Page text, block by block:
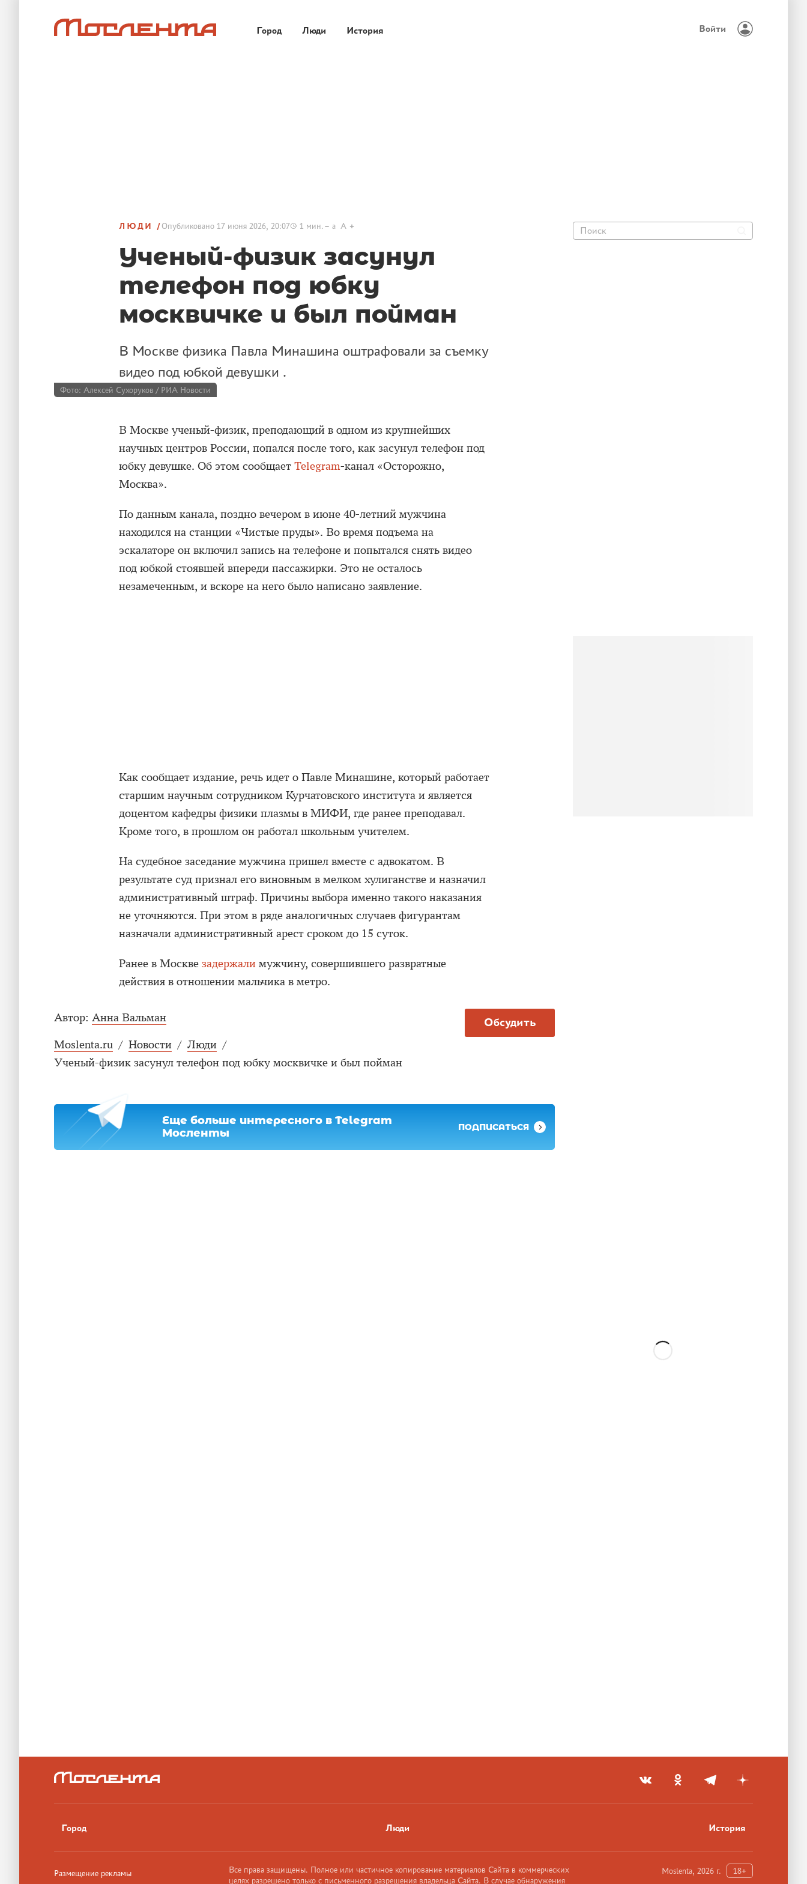
Город Люди История Войти
ЛЮДИ Опубликовано 17 июня 2026, 20:07 1 мин. a A
Ученый-физик засунул
телефон под юбку
москвичке и был пойман
В Москве физика Павла Минашина оштрафовали за съемку
видео под юбкой девушки .
Фото: Алексей Сухоруков / РИА Новости
В Москве ученый-физик, преподающий в одном из крупнейших
научных центров России, попался после того, как засунул телефон под
юбку девушке. Об этом сообщает Telegram-канал «Осторожно,
Москва».
По данным канала, поздно вечером в июне 40-летний мужчина
находился на станции «Чистые пруды». Во время подъема на
эскалаторе он включил запись на телефоне и попытался снять видео
под юбкой стоявшей впереди пассажирки. Это не осталось
незамеченным, и вскоре на него было написано заявление.
Как сообщает издание, речь идет о Павле Минашине, который работает
старшим научным сотрудником Курчатовского института и является
доцентом кафедры физики плазмы в МИФИ, где ранее преподавал.
Кроме того, в прошлом он работал школьным учителем.
На судебное заседание мужчина пришел вместе с адвокатом. В
результате суд признал его виновным в мелком хулиганстве и назначил
административный штраф. Причины выбора именно такого наказания
не уточняются. При этом в ряде аналогичных случаев фигурантам
назначали административный арест сроком до 15 суток.
Ранее в Москве задержали мужчину, совершившего развратные
действия в отношении мальчика в метро.
Обсудить
Автор: Анна Вальман
Moslenta.ru / Новости / Люди /
Ученый-физик засунул телефон под юбку москвичке и был пойман
Еще больше интересного в Telegram
Мосленты
ПОДПИСАТЬСЯ
Город Люди История
Размещение рекламы Moslenta, 2026 г. 18+
Все права защищены. Полное или частичное копирование материалов Сайта в коммерческих
целях разрешено только с письменного разрешения владельца Сайта. В случае обнаружения